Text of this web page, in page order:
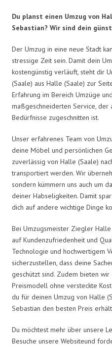
Du planst einen Umzug von
Sebastian? Wir sind dein
Der Umzug in eine neue Stadt
stressige Zeit sein. Damit dein
kostengünstig verläuft, steht dir
(Saale) aus Halle (Saale) zur
Erfahrung im Bereich Umzüge
maßgeschneiderten Service,
Bedürfnisse zugeschnitten ist.
Unser erfahrenes Team von
deine Möbel und persönlichen
zuverlässig von Halle (Saale)
transportiert werden. Wir
sondern kümmern uns auch um
deiner Habseligkeiten. Damit
dich auf andere wichtige Dinge
Bei Umzugsmeister Ziegler
auf Kundenzufriedenheit und
Technologie und hochwertigem
sicherzustellen, dass deine
geschützt sind. Zudem bieten
Preismodell ohne versteckte
du für deinen Umzug von Halle
Sebastian den besten Preis
Du möchtest mehr über unsere
Besuche unsere Websiteund